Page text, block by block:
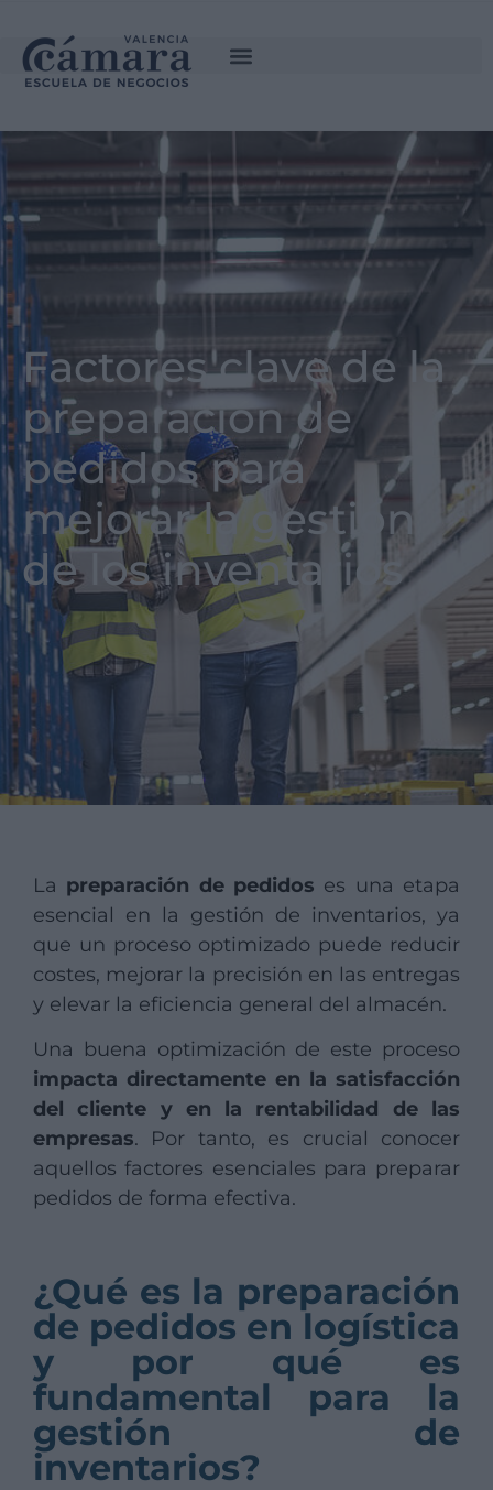
Factores clave de la
preparación de
pedidos para
mejorar la gestión
de los inventarios
La preparación de pedidos es una etapa
esencial en la gestión de inventarios, ya
que un proceso optimizado puede reducir
costes, mejorar la precisión en las entregas
y elevar la eficiencia general del almacén.
Una buena optimización de este proceso
impacta directamente en la satisfacción
del cliente y en la rentabilidad de las
empresas. Por tanto, es crucial conocer
aquellos factores esenciales para preparar
pedidos de forma efectiva.
¿Qué es la preparación
de pedidos en logística
y por qué es
fundamental para la
gestión de
inventarios?